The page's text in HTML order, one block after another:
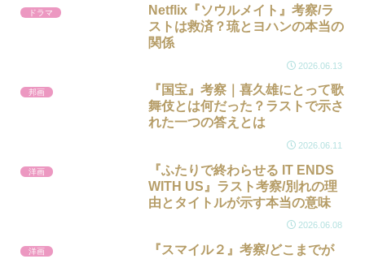
ドラマ
Netflix『ソウルメイト』考察/ラ
ストは救済？琉とヨハンの本当の
関係
2026.06.13
邦画
『国宝』考察｜喜久雄にとって歌
舞伎とは何だった？ラストで示さ
れた一つの答えとは
2026.06.11
洋画
『ふたりで終わらせる IT ENDS
WITH US』ラスト考察/別れの理
由とタイトルが示す本当の意味
2026.06.08
洋画
『スマイル２』考察/どこまでが